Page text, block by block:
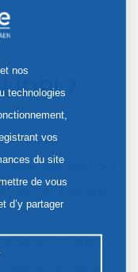
?
des
des
de formation.
de la formation
nos
technologies
vos
du site
de vous
d’y partager
ou ceux de